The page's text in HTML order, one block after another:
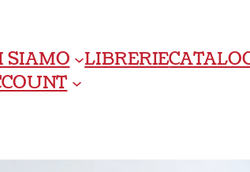
SIAMO LIBRERIE